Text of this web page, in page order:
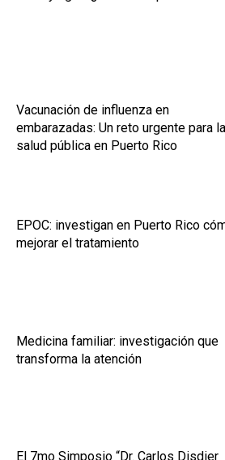
Vacunación de influenza en
embarazadas: Un reto urgente para la
salud pública en Puerto Rico
EPOC: investigan en Puerto Rico
mejorar el tratamiento
Medicina familiar: investigación que
transforma la atención
El 7mo Simposio “Dr. Carlos Disdier